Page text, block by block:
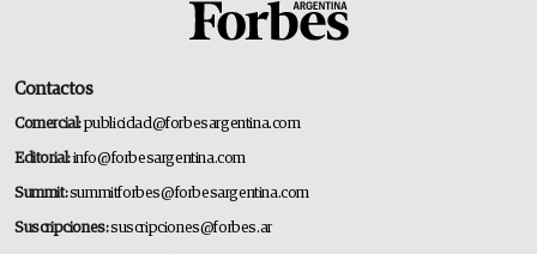
Contactos
Comercial:publicidad@forbesargentina.com
Editorial:info@forbesargentina.com
Summit:summitforbes@forbesargentina.com
Suscripciones:suscripciones@forbes.ar